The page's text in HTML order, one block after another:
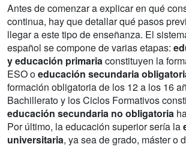
Antes de comenzar a explicar en qué
continua, hay que detallar qué pasos
llegar a este tipo de enseñanza. El
español se compone de varias etapas:
y educación primaria constituyen la
ESO oeducación secundaria
formación obligatoria de los 12 a los 16
Bachillerato y los Ciclos Formativos
educación secundaria no obligatoria
Por último, la educación superior sería la
universitaria, ya sea de grado, máster o